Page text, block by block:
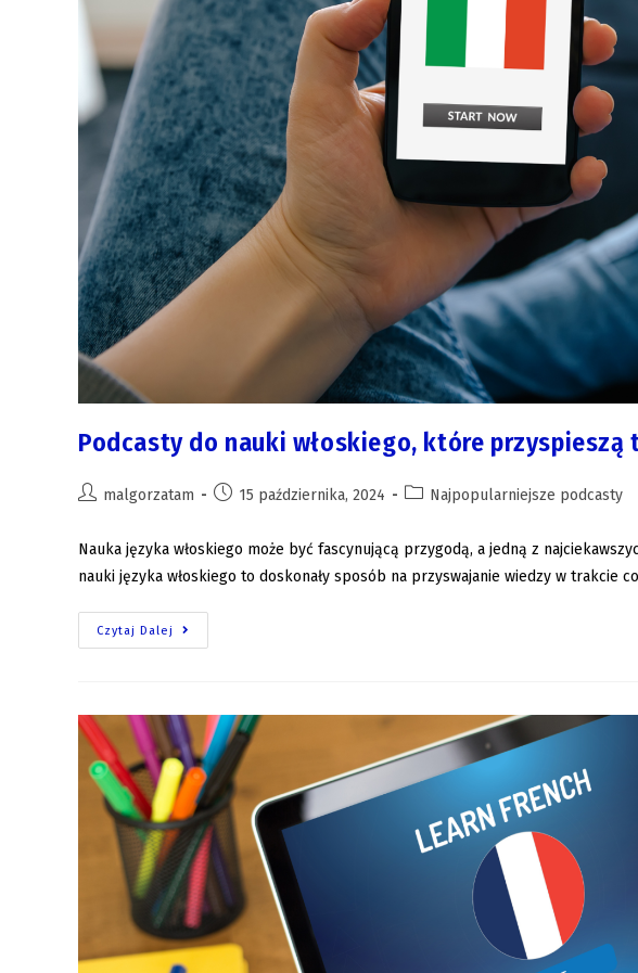
Podcasty do nauki włoskiego, które przyspieszą
malgorzatam 15 października, 2024 Najpopularniejsze podcasty
Nauka języka włoskiego może być fascynującą przygodą, a jedną z
nauki języka włoskiego to doskonały sposób na przyswajanie wiedzy w trakcie
Czytaj Dalej